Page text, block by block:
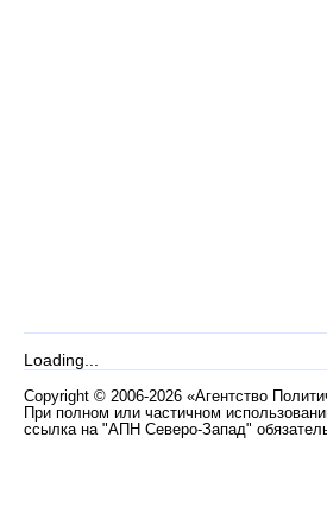
Loading...
Copyright © 2006-2026 «Агентство
При полном или частичном
ссылка на "АПН Северо-Запад"